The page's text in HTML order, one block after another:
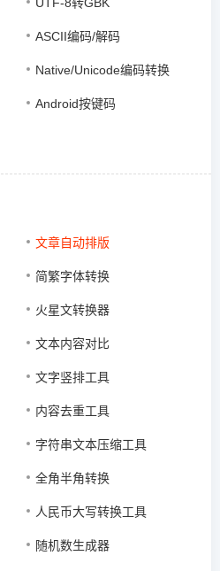
ASCII编码/解码
Native/Unicode编码转换
Android按键码
文章自动排版
简繁字体转换
火星文转换器
文本内容对比
文字竖排工具
内容去重工具
字符串文本压缩工具
全角半角转换
人民币大写转换工具
随机数生成器